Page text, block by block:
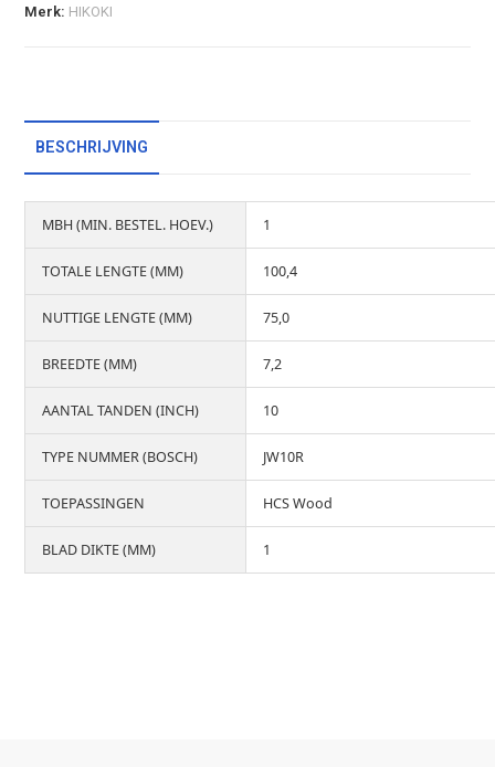
Merk: HIKOKI
BESCHRIJVING
MBH (MIN. BESTEL. HOEV.) 1
TOTALE LENGTE (MM) 100,4
NUTTIGE LENGTE (MM) 75,0
BREEDTE (MM) 7,2
AANTAL TANDEN (INCH) 10
TYPE NUMMER (BOSCH) JW10R
TOEPASSINGEN HCS Wood
BLAD DIKTE (MM) 1